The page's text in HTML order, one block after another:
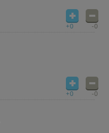
+0 -0
+0 -0